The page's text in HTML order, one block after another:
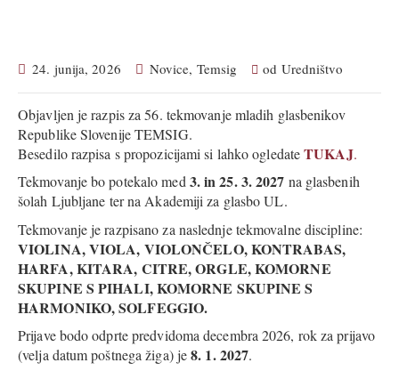
24. junija, 2026 Novice, Temsig od Uredništvo
Objavljen je razpis za 56. tekmovanje mladih glasbenikov
Republike Slovenije TEMSIG.
Besedilo razpisa s propozicijami si lahko ogledateTUKAJ.
Tekmovanje bo potekalo med3. in 25. 3. 2027 na glasbenih
šolah Ljubljane ter na Akademiji za glasbo UL.
Tekmovanje je razpisano za naslednje tekmovalne discipline:
VIOLINA, VIOLA, VIOLONČELO, KONTRABAS,
HARFA, KITARA, CITRE, ORGLE, KOMORNE
SKUPINE S PIHALI, KOMORNE SKUPINE S
HARMONIKO, SOLFEGGIO.
Prijave bodo odprte predvidoma decembra 2026, rok za prijavo
(velja datum poštnega žiga) je8. 1. 2027.